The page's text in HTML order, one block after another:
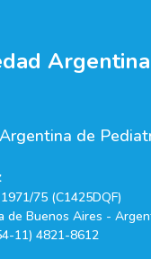
de
75 (C1425DQF)
de Buenos Aires -
11) 4821-8612